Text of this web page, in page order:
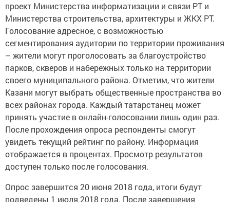
проект Министерства информатизации и связи РТ и
Министерства строительства, архитектуры и ЖКХ РТ.
Голосование адресное, с возможностью
сегментирования аудитории по территории проживания
– жители могут проголосовать за благоустройство
парков, скверов и набережных только на территории
своего муниципального района. Отметим, что жители
Казани могут выбрать общественные пространства во
всех районах города. Каждый татарстанец может
принять участие в онлайн-голосовании лишь один раз.
После прохождения опроса респонденты смогут
увидеть текущий рейтинг по району. Информация
отображается в процентах. Просмотр результатов
доступен только после голосования.
Опрос завершится 20 июня 2018 года, итоги будут
подведены 1 июля 2018 года. После завершения